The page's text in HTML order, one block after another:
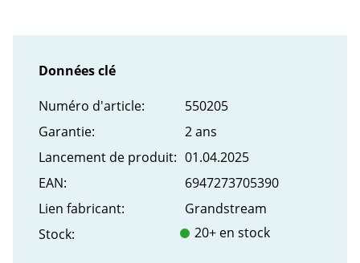
Données clé
Numéro d'article:
550205
Garantie:
2 ans
Lancement de produit: 01.04.2025
EAN:
6947273705390
Lien fabricant:
Grandstream
Stock:
20+ en stock